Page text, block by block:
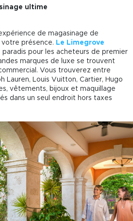
ultime
de magasinage de
présence. Le Limegrove
paradis pour les acheteurs de premier
marques de luxe se trouvent
Vous trouverez entre
Lauren, Louis Vuitton, Cartier, Hugo
vêtements, bijoux et maquillage
dans un seul endroit hors taxes